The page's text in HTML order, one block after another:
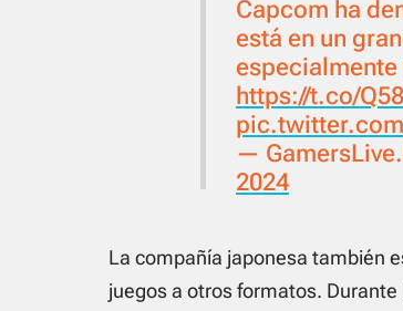
Capcom ha
está en un
https://t.co/
—
2024
La compañía japonesa también
juegos a otros formatos.